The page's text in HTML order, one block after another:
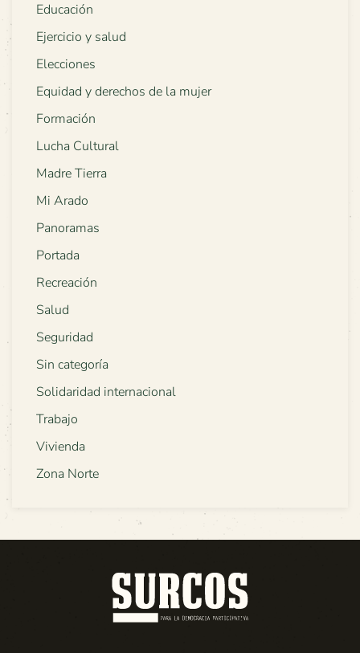
Educación
Ejercicio y salud
Elecciones
Equidad y derechos de la mujer
Formación
Lucha Cultural
Madre Tierra
Mi Arado
Panoramas
Portada
Recreación
Salud
Seguridad
Sin categoría
Solidaridad internacional
Trabajo
Vivienda
Zona Norte